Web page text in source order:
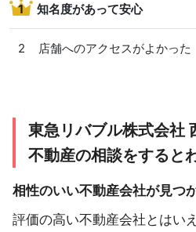
1 知名度があって安心
2 店舗へのアクセスがよかった
東急リバブル株式会社
不動産の相談をすると
相性のいい不動産会社が見つ
評価の高い不動産会社とはい